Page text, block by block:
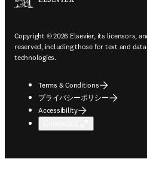
Copyright © 2026 Elsevier, its licensors,
reserved, including those for text and
technologies.
Terms & Conditions
プライバシーポリシー
Accessibility